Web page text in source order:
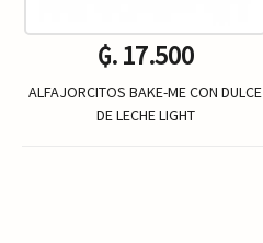
₲. 17.500
ALFAJORCITOS BAKE-ME CON DULCE
DE LECHE LIGHT